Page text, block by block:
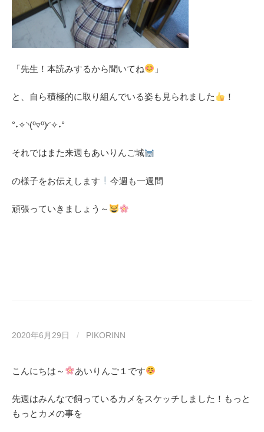
「先生！本読みするから聞いてね 」
と、自ら積極的に取り組んでいる姿も見られました ！
°˖✧◝(⁰▿⁰)◜✧˖°
それではまた来週もあいりんご城
の様子をお伝えします 今週も一週間
頑張っていきましょう～
2020年6月29日 / PIKORINN
こんにちは～ あいりんご１です
先週はみんなで飼っているカメをスケッチしました！もっと
もっとカメの事を